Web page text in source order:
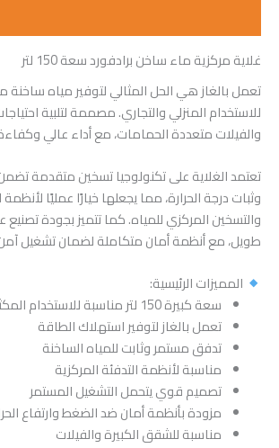
غلاية مركزية ماء ساخن برادفورد سعة 150 لتر
تعمل بالغاز هي الحل المثالي لتوفير مياه
للاستخدام المنزلي والتجاري. مصممة لتلبية
والفيلات متعددة الحمامات، مع أداء عالي
تعتمد الغلاية على تكنولوجيا تسخين متقدمة
وثبات درجة الحرارة، مما يجعلها خيارًا عمليًا لأنظمة
والتسخين المركزي للمياه. كما تتميز بجودة تصنيع
طويل، مع أنظمة أمان متكاملة لضمان تشغيل
المميزات الرئيسية:
سعة كبيرة 150 لتر مناسبة للاستخدام المكثف
تعمل بالغاز لتوفير استهلاك الطاقة
تدفق مستمر وثابت للمياه الساخنة
مناسبة لأنظمة التدفئة المركزية
تصميم قوي يتحمل التشغيل المستمر
مزودة بأنظمة أمان ضد الضغط وارتفاع
مناسبة للشقق الكبيرة والفيلات